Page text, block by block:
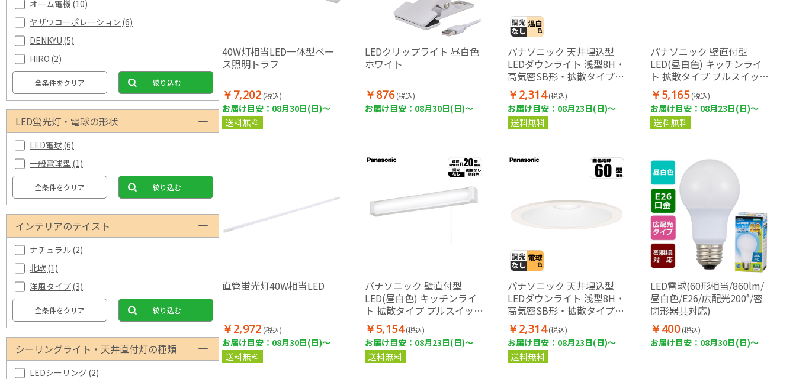
オーム電機 (10)
ヤザワコーポレーション (6)
DENKYU (5)
HIRO (2)
全条件をクリア 絞り込む
LED蛍光灯・電球の形状
LED電球 (6)
一般電球型(1)
全条件をクリア 絞り込む
インテリアのテイスト
ナチュラル(2)
北欧(1)
洋風タイプ(3)
全条件をクリア 絞り込む
シーリングライト・天井直付灯の種類
LEDシーリング(2)
40W灯相当LED一体型ベー
ス照明トラフ
￥7,202 (税込)
お届け目安：08月30日(日)～
送料無料
LEDクリップライト 昼白色
ホワイト
￥876 (税込)
お届け目安：08月30日(日)～
パナソニック 天井埋込型
LEDダウンライト 浅型8H・
高気密SB形・拡散タイプ
(マイルド配光) 埋込穴φ100
白熱電球60形1灯器具相当
￥2,314 (税込)
お届け目安：08月23日(日)～
送料無料
パナソニック 壁直付型
LED(昼白色) キッチンライ
ト 拡散タイプ プルスイッチ
付 直管形蛍光灯1灯器具相
当
￥5,165 (税込)
お届け目安：08月23日(日)～
送料無料
直管蛍光灯40W相当LED
￥2,972 (税込)
お届け目安：08月30日(日)～
送料無料
パナソニック 壁直付型
LED(昼白色) キッチンライ
ト 拡散タイプ プルスイッチ
付 直管形蛍光灯1灯器具相
当
￥5,154 (税込)
お届け目安：08月23日(日)～
送料無料
パナソニック 天井埋込型
LEDダウンライト 浅型8H・
高気密SB形・拡散タイプ
(マイルド配光) 埋込穴φ100
白熱電球60形1灯器具相当
￥2,314 (税込)
お届け目安：08月23日(日)～
送料無料
LED電球(60形相当/860lm/
昼白色/E26/広配光200°/密
閉形器具対応)
￥400 (税込)
お届け目安：08月30日(日)～